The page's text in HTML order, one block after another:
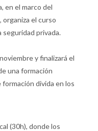
en el marco del
organiza el curso
privada.
y finalizará el
una formación
divida en los
(30h), donde los